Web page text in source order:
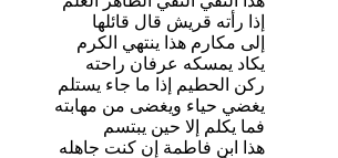
إذا رأته قريش قال قائلها
إلى مكارم هذا ينتهي الكرم
يكاد يمسكه عرفان راحته
ركن الحطيم إذا ما جاء يستلم
يغضي حياء ويغضى من مهابته
فما يكلم إلا حين يبتسم
هذا ابن فاطمة إن كنت جاهله